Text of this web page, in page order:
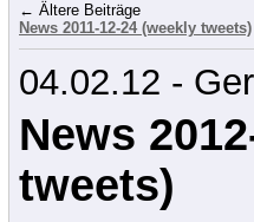
← Ältere Beiträge
News 2011-12-24 (weekly tweets)
04.02.12 -
News
tweets)